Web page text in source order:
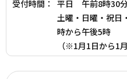
受付時間：
平日 午前8時30
土曜・日曜・祝
時から午後5時
（※1月1日から1